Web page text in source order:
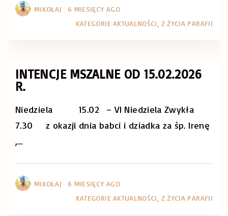
MIKOŁAJ
6 MIESIĘCY AGO
KATEGORIE AKTUALNOŚCI Z ŻYCIA PARAFII
INTENCJE MSZALNE OD 15.02.2026
R.
Niedziela 15.02 – VI Niedziela Zwykła
7.30 z okazji dnia babci i dziadka za śp. Irenę
,…
MIKOŁAJ
6 MIESIĘCY AGO
KATEGORIE AKTUALNOŚCI Z ŻYCIA PARAFII